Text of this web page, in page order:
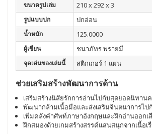
ขนาดรูปเล่ม 210 x 292 x 3
รูปแบบปก ปกอ่อน
น้ำหนัก 125.0000
ผู้เขียน ชนาภัทร พรายมี
จุดเด่นของเล่มนี้ สติกเกอร์ 1 แผ่น
ช่วยเสริมสร้างพัฒนาการด้าน
เสริมสร้างนิสัยรักการอ่านไปกับสุดยอดนิทาน
พัฒนากล้ามเนื้อมือและส่งเสริมจินตนาการไป
เพิ่มคลังคำศัพท์ภาษาอังกฤษและฝึกอ่านออกเ
ฝึกสมองด้วยเกมสร้างสรรค์แสนสนุกจากเนื้อเ